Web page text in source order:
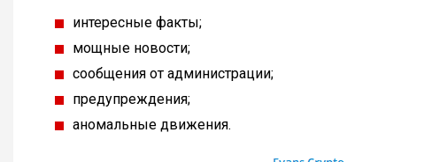
интересные факты;
мощные новости;
сообщения от администрации;
предупреждения;
аномальные движения.